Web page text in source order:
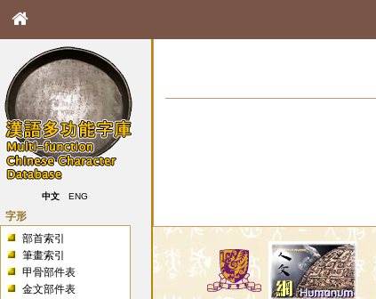
中文 ENG
字形
部首索引
筆畫索引
甲骨部件表
金文部件表